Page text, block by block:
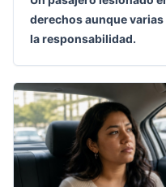
derechos aunque
la responsabilidad.